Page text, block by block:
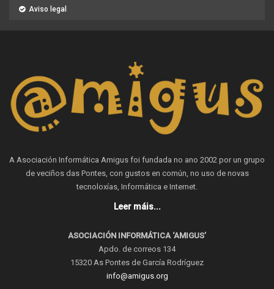
Aviso legal
A Asociación Informática Amigus foi fundada no ano 2002 por un grupo
de veciños das Pontes, con gustos en común, no uso de novas
tecnoloxías, Informática e Internet.
Leer máis...
ASOCIACIÓN INFORMÁTICA ‘AMIGUS’
Apdo. de correos 134
15320 As Pontes de García Rodríguez
info@amigus.org